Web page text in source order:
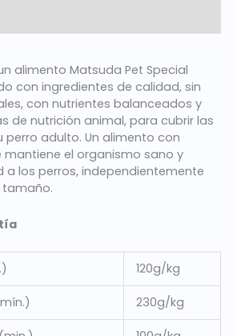
alimento Matsuda Pet Special
con ingredientes de calidad, sin
con nutrientes balanceados y
de nutrición animal, para cubrir las
perro adulto. Un alimento con
el organismo sano y
los perros, independientemente
tamaño.
120g/kg
230g/kg